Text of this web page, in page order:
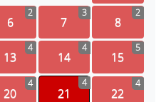
6
2
7
3
8
2
13
4
14
4
15
5
20
4
21
4
22
4